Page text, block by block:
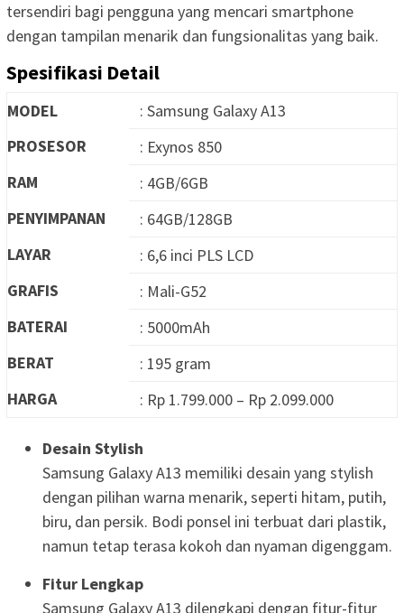
tersendiri bagi pengguna yang mencari smartphone
dengan tampilan menarik dan fungsionalitas yang baik.
Spesifikasi Detail
MODEL
: Samsung Galaxy A13
PROSESOR
: Exynos 850
RAM
: 4GB/6GB
PENYIMPANAN
: 64GB/128GB
LAYAR
: 6,6 inci PLS LCD
GRAFIS
: Mali-G52
BATERAI
: 5000mAh
BERAT
: 195 gram
HARGA
: Rp 1.799.000 – Rp 2.099.000
Desain Stylish
Samsung Galaxy A13 memiliki desain yang stylish
dengan pilihan warna menarik, seperti hitam, putih,
biru, dan persik. Bodi ponsel ini terbuat dari plastik,
namun tetap terasa kokoh dan nyaman digenggam.
Fitur Lengkap
Samsung Galaxy A13 dilengkapi dengan fitur-fitur